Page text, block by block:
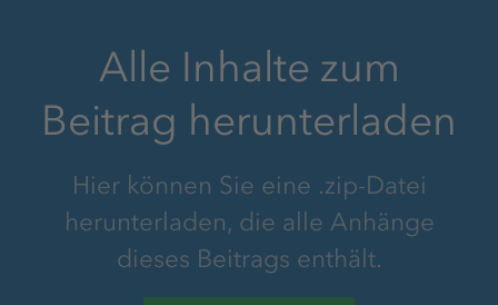
Alle Inhalte zum
Beitrag herunterladen
Hier können Sie eine .zip-Datei
herunterladen, die alle Anhänge
dieses Beitrags enthält.